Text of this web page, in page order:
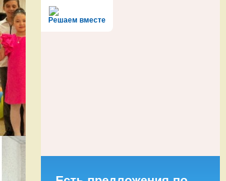
Решаем вместе